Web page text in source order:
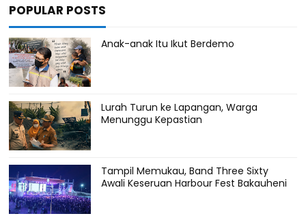
POPULAR POSTS
Anak-anak Itu Ikut Berdemo
Lurah Turun ke Lapangan, Warga
Menunggu Kepastian
Tampil Memukau, Band Three Sixty
Awali Keseruan Harbour Fest Bakauheni